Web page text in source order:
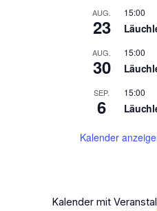
AUG.
23
15:00
AUG.
30
15:00
SEP.
6
15:00
Kalender
Kalender mit